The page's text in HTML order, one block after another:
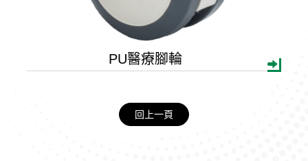
PU醫療腳輪
回上一頁